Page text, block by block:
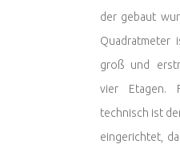
der gebaut
Quadratmeter
groß und
vier Etagen.
technisch ist
eingerichtet,